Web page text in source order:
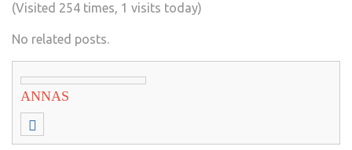
(Visited 254 times, 1 visits today)
No related posts.
ANNAS